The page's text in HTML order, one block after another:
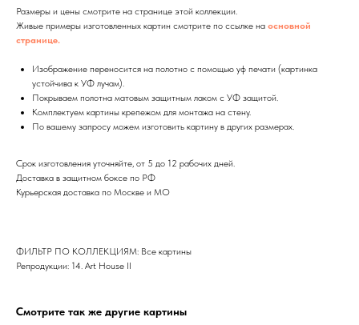
Размеры и цены смотрите на странице этой коллекции.
Живые примеры изготовленных картин смотрите по ссылке на основной
странице.
Изображение переносится на полотно с помощью уф печати (картинка
устойчива к УФ лучам).
Покрываем полотна матовым защитным лаком с УФ защитой.
Комплектуем картины крепежом для монтажа на стену.
По вашему запросу можем изготовить картину в других размерах.
Срок изготовления уточняйте, от 5 до 12 рабочих дней.
Доставка в защитном боксе по РФ
Курьерская доставка по Москве и МО
ФИЛЬТР ПО КОЛЛЕКЦИЯМ: Все картины
Репродукции: 14. Art House II
Смотрите так же другие картины